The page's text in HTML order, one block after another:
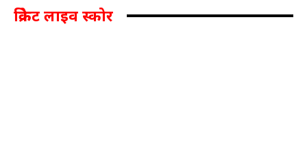
क्रिकेट लाइव स्कोर